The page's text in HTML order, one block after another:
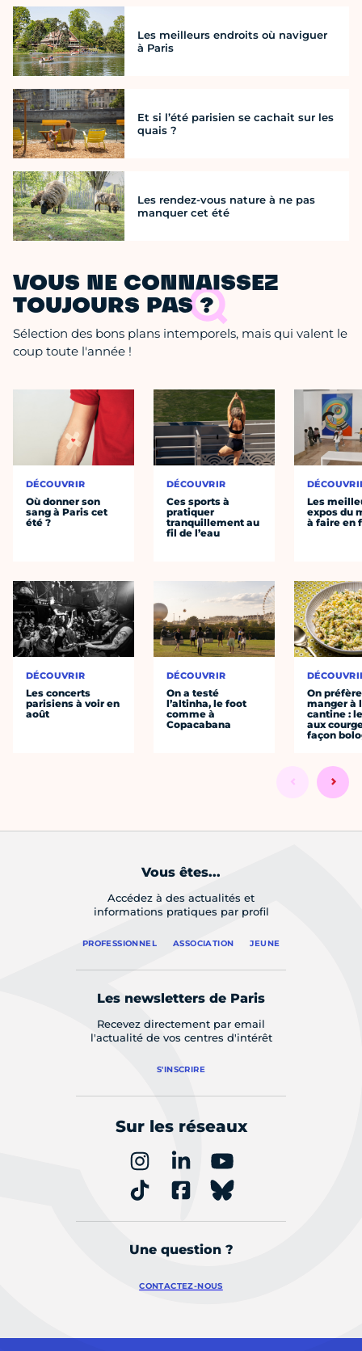
Les meilleurs endroits où naviguer
à Paris
Et si l’été parisien se cachait sur les
quais ?
Les rendez-vous nature à ne pas
manquer cet été
VOUS NE CONNAISSEZ
TOUJOURS PAS ?
Sélection des bons plans intemporels, mais qui valent le
coup toute l'année !
DÉCOUVRIR
Où donner son
sang à Paris cet
été ?
DÉCOUVRIR
Les concerts
parisiens à voir en
août
DÉCOUVRIR
Ces sports à
pratiquer
tranquillement au
fil de l’eau
DÉCOUVRIR
On a testé
l’altinha, le foot
comme à
Copacabana
Les
expos du
à faire en
On préfère
manger à
cantine :
aux
façon
Vous êtes...
Accédez à des actualités et
informations pratiques par profil
PROFESSIONNEL ASSOCIATION JEUNE
Les newsletters de Paris
Recevez directement par email
l'actualité de vos centres d'intérêt
S'INSCRIRE
Sur les réseaux
Une question ?
CONTACTEZ-NOUS